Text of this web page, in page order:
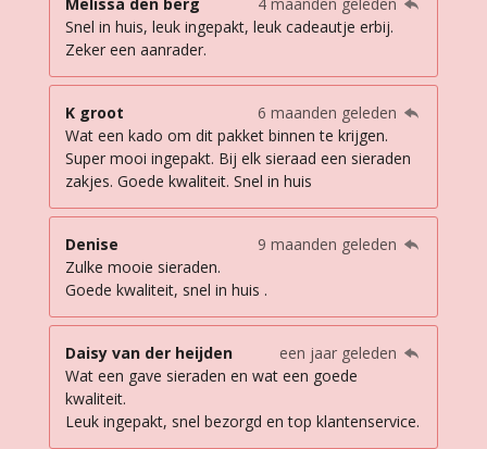
Snel in huis, leuk ingepakt, leuk cadeautje erbij.
Zeker een aanrader.
K groot
6 maanden geleden
Wat een kado om dit pakket binnen te krijgen.
Super mooi ingepakt. Bij elk sieraad een sieraden
zakjes. Goede kwaliteit. Snel in huis
Denise
9 maanden geleden
Zulke mooie sieraden.
Goede kwaliteit, snel in huis .
Daisy van der heijden
een jaar geleden
Wat een gave sieraden en wat een goede
kwaliteit.
Leuk ingepakt, snel bezorgd en top klantenservice.